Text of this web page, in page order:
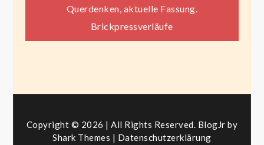
Beitragsnavigation
Querdenken, aktuelle Fassung.
Brickpressverläufe
Copyright © 2026 | All Rights Reserved. BlogJr by
Shark Themes | Datenschutzerklärung